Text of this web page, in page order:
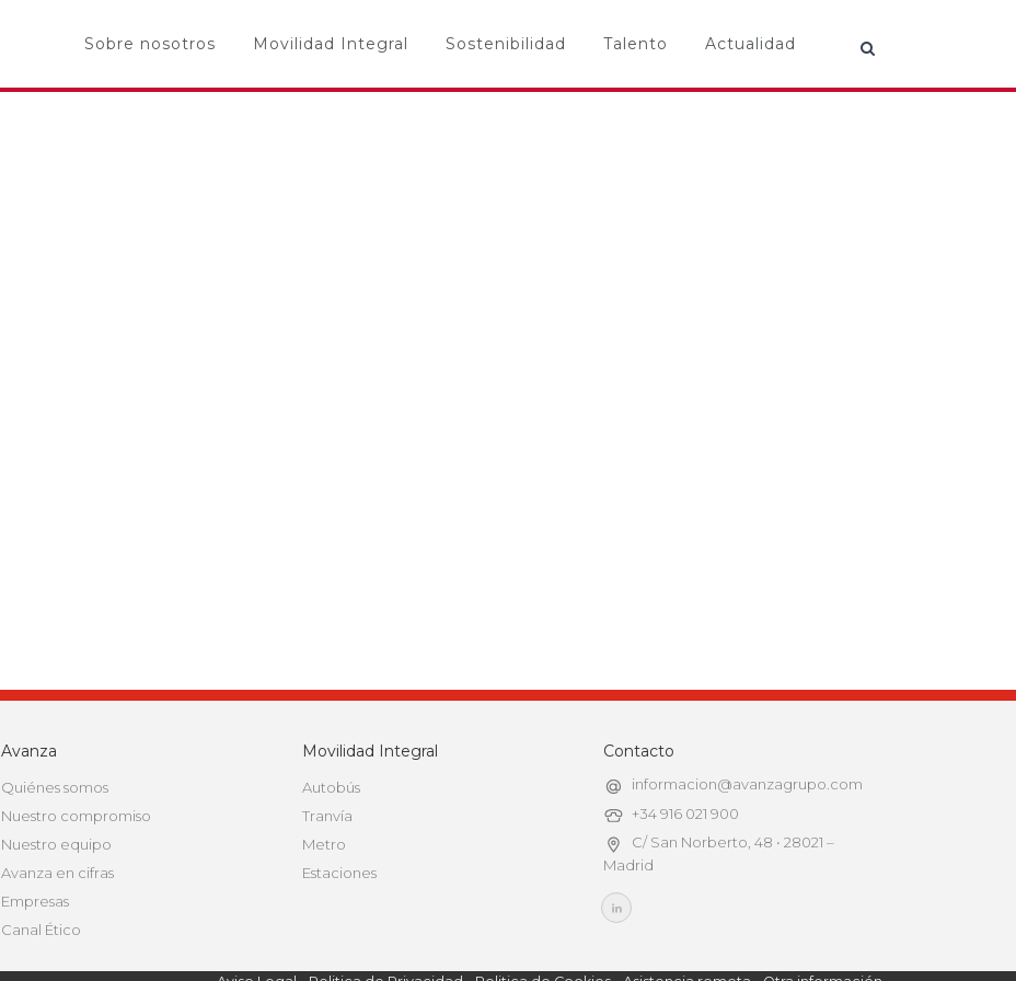
Sobre nosotros Movilidad Integral Sostenibilidad Talento Actualidad
Avanza
Quiénes somos
Nuestro compromiso
Nuestro equipo
Avanza en cifras
Empresas
Canal Ético
Movilidad Integral
Autobús
Tranvía
Metro
Estaciones
Contacto
informacion@avanzagrupo.com
+34 916 021 900
C/ San Norberto, 48 • 28021 –
Madrid